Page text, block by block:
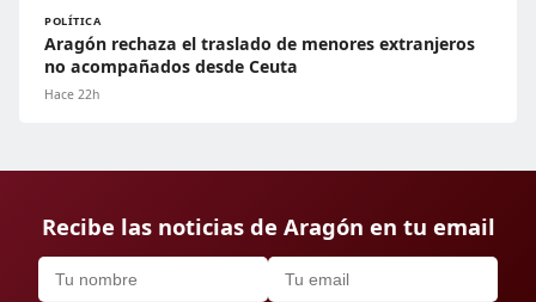
POLÍTICA
Aragón rechaza el traslado de menores extranjeros
no acompañados desde Ceuta
Hace 22h
Recibe las noticias de Aragón en tu email